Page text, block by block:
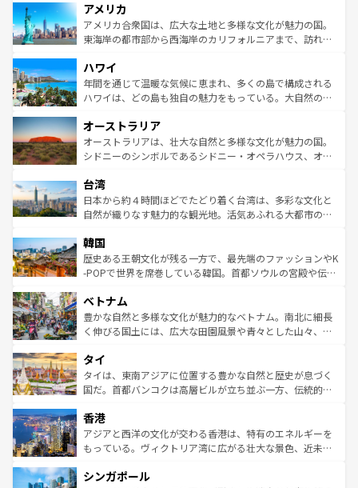
ンツ一覧を参照してほしい。
の建物がそのまま残る町や、スイスならではのユニークな
博物館もあり、アルプス観光だけでなく町歩きも満喫する
ことができる。国民の所得が高いため物価も高いが、旅行
ば市内交通費無料で観光を楽しむこともできる。 なお、新
着のスイス情報はコンテンツ一覧 を参照してほしい。
アメリカ
アメリカ合衆国は、広大な土地と多様な文化が魅力の国。
東海岸の都市部から西海岸のカリフォルニアまで、訪れる
のような巨大都市は、観光、ショッピング、エンターテイ
ンメントが詰まった刺激的なスポットだ。一方、アメリカ
西部には大自然が広がり、グランドキャニオンやイエロー
部のニューオーリンズでは、音楽と美食が融合した独特の
文化が魅力。旅行者はアメリカの各地域で異なる魅力を楽
しみながら、その多様性と豊かな歴史を感じることができ
ならではの贅沢な旅のスタイルだ。 なお、新着のアメリカ
情報はコンテンツ一覧を参照してほしい。
ハワイ
年間を通じて温暖な気候に恵まれ、多くの島で構成される
ハワイは、どの島も独自の魅力をもっている。大自然の神
ワイ島は見逃せない。また、定番の観光地といえばオアフ
島だが、静かな自然を求めるならマウイ島やカウアイ島が
おすすめ。エメラルドグリーンに輝く海をはじめ、豊かな
れるおもてなしの心で訪れる人々を迎えてくれるハワイの
人々、おいしいローカルフードやハワイアンミュージッ
ク、伝統的なフラダンスなど、すべてがハワイの魅力を彩
ワイを、存分に味わってほしい。 なお、新着のハワイ情報
はコンテンツ一覧を参照してほしい。
オーストラリア
オーストラリアは、壮大な自然と多様な文化が魅力の国。
シドニーのシンボルであるシドニー・オペラハウス、オー
リアリーフや大陸中央部にそびえるウルル（エアーズロッ
ク）、タスマニアの美しい原生林やケアンズの熱帯雨林な
ど、見どころがたくさん。また、カフェやワイン、オージ
いる。アクティビティも充実しており、サーフィンやダイ
ビング、ハイキングなど、アウトドア好きにはたまらな
い。オーストラリアの多彩な魅力を存分に味わいつくそ
参照してほしい。
台湾
日本から約４時間ほどでたどり着く台湾は、多彩な文化と
自然が織りなす魅力的な観光地。活気あふれる大都市の台
ン）、静ひつな山岳地帯である台湾東部など、都市の喧騒
と山間の静けさが共存しており、訪れる人に新しい発見と
驚きをもたらしてくれる。また、奥深い台湾の食文化も魅
容にもいいと評判のスイーツなど、バラエティ豊かな料理
が味わえる。 なお、新着の台湾情報は コンテンツ一覧を参
照してほしい。
韓国
歴史ある王朝文化が残る一方で、最先端のファッションやK
-POPで世界を席巻している韓国。首都ソウルの宮殿や伝統
き、地方に足を延ばせば四季折々の自然美を楽しむことが
できる。そして、キムチや焼肉、絶品のストリートフード
まで、さまざまな韓国料理が待っている。夜には、韓国な
リティに包まれながら、韓国の多彩な魅力を心ゆくまで味
わってみてほしい。 なお、新着の韓国情報はコンテンツ一
覧を参照してほしい。
ベトナム
豊かな自然と多様な文化が魅力的なベトナム。南北に細長
く伸びる国土には、広大な田園風景や青々とした山々、世
急速な発展と共に伝統が息づく。ハノイの古い町並みやホ
ーチミン市のフランス統治時代の建物も、独特の雰囲気を
醸し出している。また、バラエティの豊かさとおいしさで
とつ。フォーやバインミー、ベトナムコーヒーなどは、ぜ
ひ現地で味わいたい。どの地域を訪れてもあたたかい人々
が旅行者を迎えてくれるので、きっと忘れられない旅にな
参照してほしい。
タイ
タイは、東南アジアに位置する豊かな自然と歴史が息づく
国だ。首都バンコクは高層ビルが立ち並ぶ一方、伝統的な
の活気が交差している。北部ではチェンマイなどの山岳地
帯で自然と触れ合い、南部ではプーケットやクラビの美し
いビーチでリゾート気分を楽しむことができる。タイ料理
激する。気候は一年中温暖で、どの季節にも異なる楽しみ
香港
アジアと西洋の文化が交わる香港は、特有のエネルギーを
もっている。ヴィクトリア湾に広がる壮大な景色、近未来
み、どこを訪れても感動するはず。観光スポットが密集し
シンガポール